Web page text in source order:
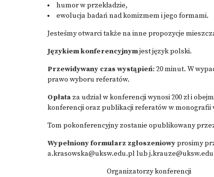
humor w przekładzie,
ewolucja badań nad komizmem i jego formami.
Jesteśmy otwarci także na inne propozycje
Językiem konferencyjnymjest język polski.
Przewidywany czas wystąpień: 20 minut. W
prawo wyboru referatów.
Opłata za udział w konferencji wynosi 200 zł i
konferencji oraz publikacji referatów w
Tom pokonferencyjny zostanie opublikowany
Wypełniony formularz zgłoszeniowyprosimy
a.krasowska@uksw.edu.pllub
Organizatorzy konferencji